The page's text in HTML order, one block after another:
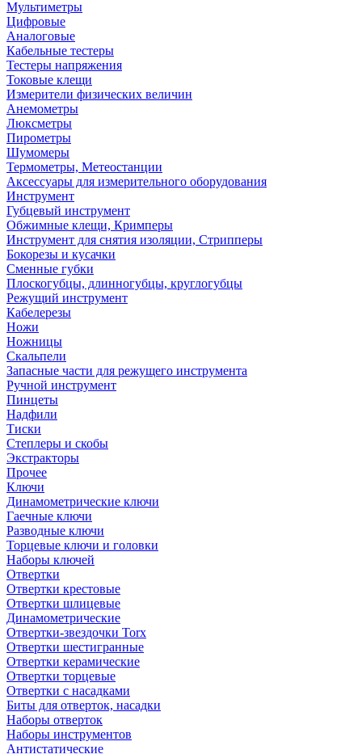
Мультиметры
Цифровые
Аналоговые
Кабельные тестеры
Тестеры напряжения
Токовые клещи
Измерители физических величин
Анемометры
Люксметры
Пирометры
Шумомеры
Термометры, Метеостанции
Аксессуары для измерительного оборудования
Инструмент
Губцевый инструмент
Обжимные клещи, Кримперы
Инструмент для снятия изоляции, Стрипперы
Бокорезы и кусачки
Сменные губки
Плоскогубцы, длинногубцы, круглогубцы
Режущий инструмент
Кабелерезы
Ножи
Ножницы
Скальпели
Запасные части для режущего инструмента
Ручной инструмент
Пинцеты
Надфили
Тиски
Степлеры и скобы
Экстракторы
Прочее
Ключи
Динамометрические ключи
Гаечные ключи
Разводные ключи
Торцевые ключи и головки
Наборы ключей
Отвертки
Отвертки крестовые
Отвертки шлицевые
Динамометрические
Отвертки-звездочки Torx
Отвертки шестигранные
Отвертки керамические
Отвертки торцевые
Отвертки с насадками
Биты для отверток, насадки
Наборы отверток
Наборы инструментов
Антистатические